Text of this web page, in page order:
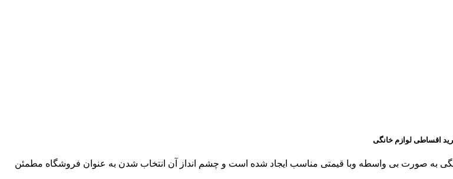
اقساطی لوازم خانگی
به صورت بی واسطه وبا قیمتی مناسب ایجاد شده است و چشم انداز آن انتخاب شدن به عنوان فروشگاه مطمئن